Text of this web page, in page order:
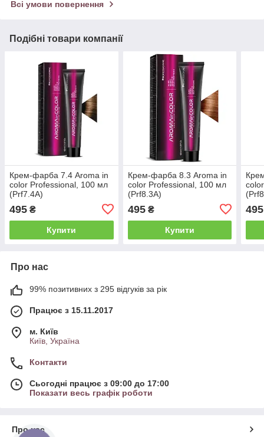
Всі умови повернення
Подібні товари компанії
Крем-фарба 7.4 Aroma in
color Professional, 100 мл
(Prf7.4A)
495 ₴
Купити
Крем-фарба 8.3 Aroma in
color Professional, 100 мл
(Prf8.3A)
495₴
Купити
495
Про нас
99% позитивних з 295 відгуків за рік
Працює з 15.11.2017
м. Київ
Київ, Україна
Контакти
Сьогодні працює з 09:00 до 17:00
Показати весь графік роботи
Про нас